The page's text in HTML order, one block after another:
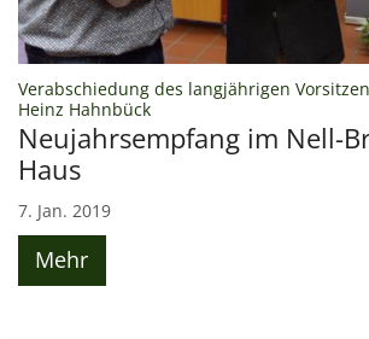
Verabschiedung des langjährigen
Heinz Hahnbück:
Neujahrsempfang im Nell-
Haus
7. Jan. 2019
Mehr